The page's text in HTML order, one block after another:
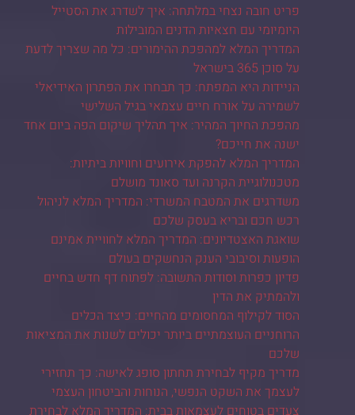
פריט חובה נצחי במלתחה: איך לשדרג את הסטייל
היומיומי עם חצאיות הדנים המובילות
המדריך המלא למהפכת ההימורים: כל מה שצריך לדעת
על סוכן 365 בישראל
הניידות היא המפתח: כך תבחרו את הפתרון האידיאלי
לשמירה על אורח חיים עצמאי בגיל השלישי
מהפכת החיוך המהיר: איך תהליך שיקום הפה ביום אחד
ישנה את חייכם?
המדריך המלא להפקת אירועים וחוויות ביתיות:
מטכנולוגיית הקרנה ועד סאונד מושלם
משדרגים את המטבח המשרדי: המדריך המלא לניהול
רכש חכם ובריא בעסק שלכם
שואגת האצטדיונים: המדריך המלא לחוויית אמינם
הופעות וסיבובי הענק הנחשקים בעולם
פדיון כפרות וסודות התשובה: לפתוח דף חדש בחיים
ולהמתיק את הדין
הסוד לקילוף המחסומים מהחיים: כיצד הכלים
הרוחניים העוצמתיים ביותר יכולים לשנות את המציאות
שלכם
מדריך מקיף לבחירת תחתון סופג לאישה: כך תחזירי
לעצמך את השקט הנפשי, הנוחות והביטחון העצמי
צעדים בטוחים לעצמאות בבית: המדריך המלא לבחירת